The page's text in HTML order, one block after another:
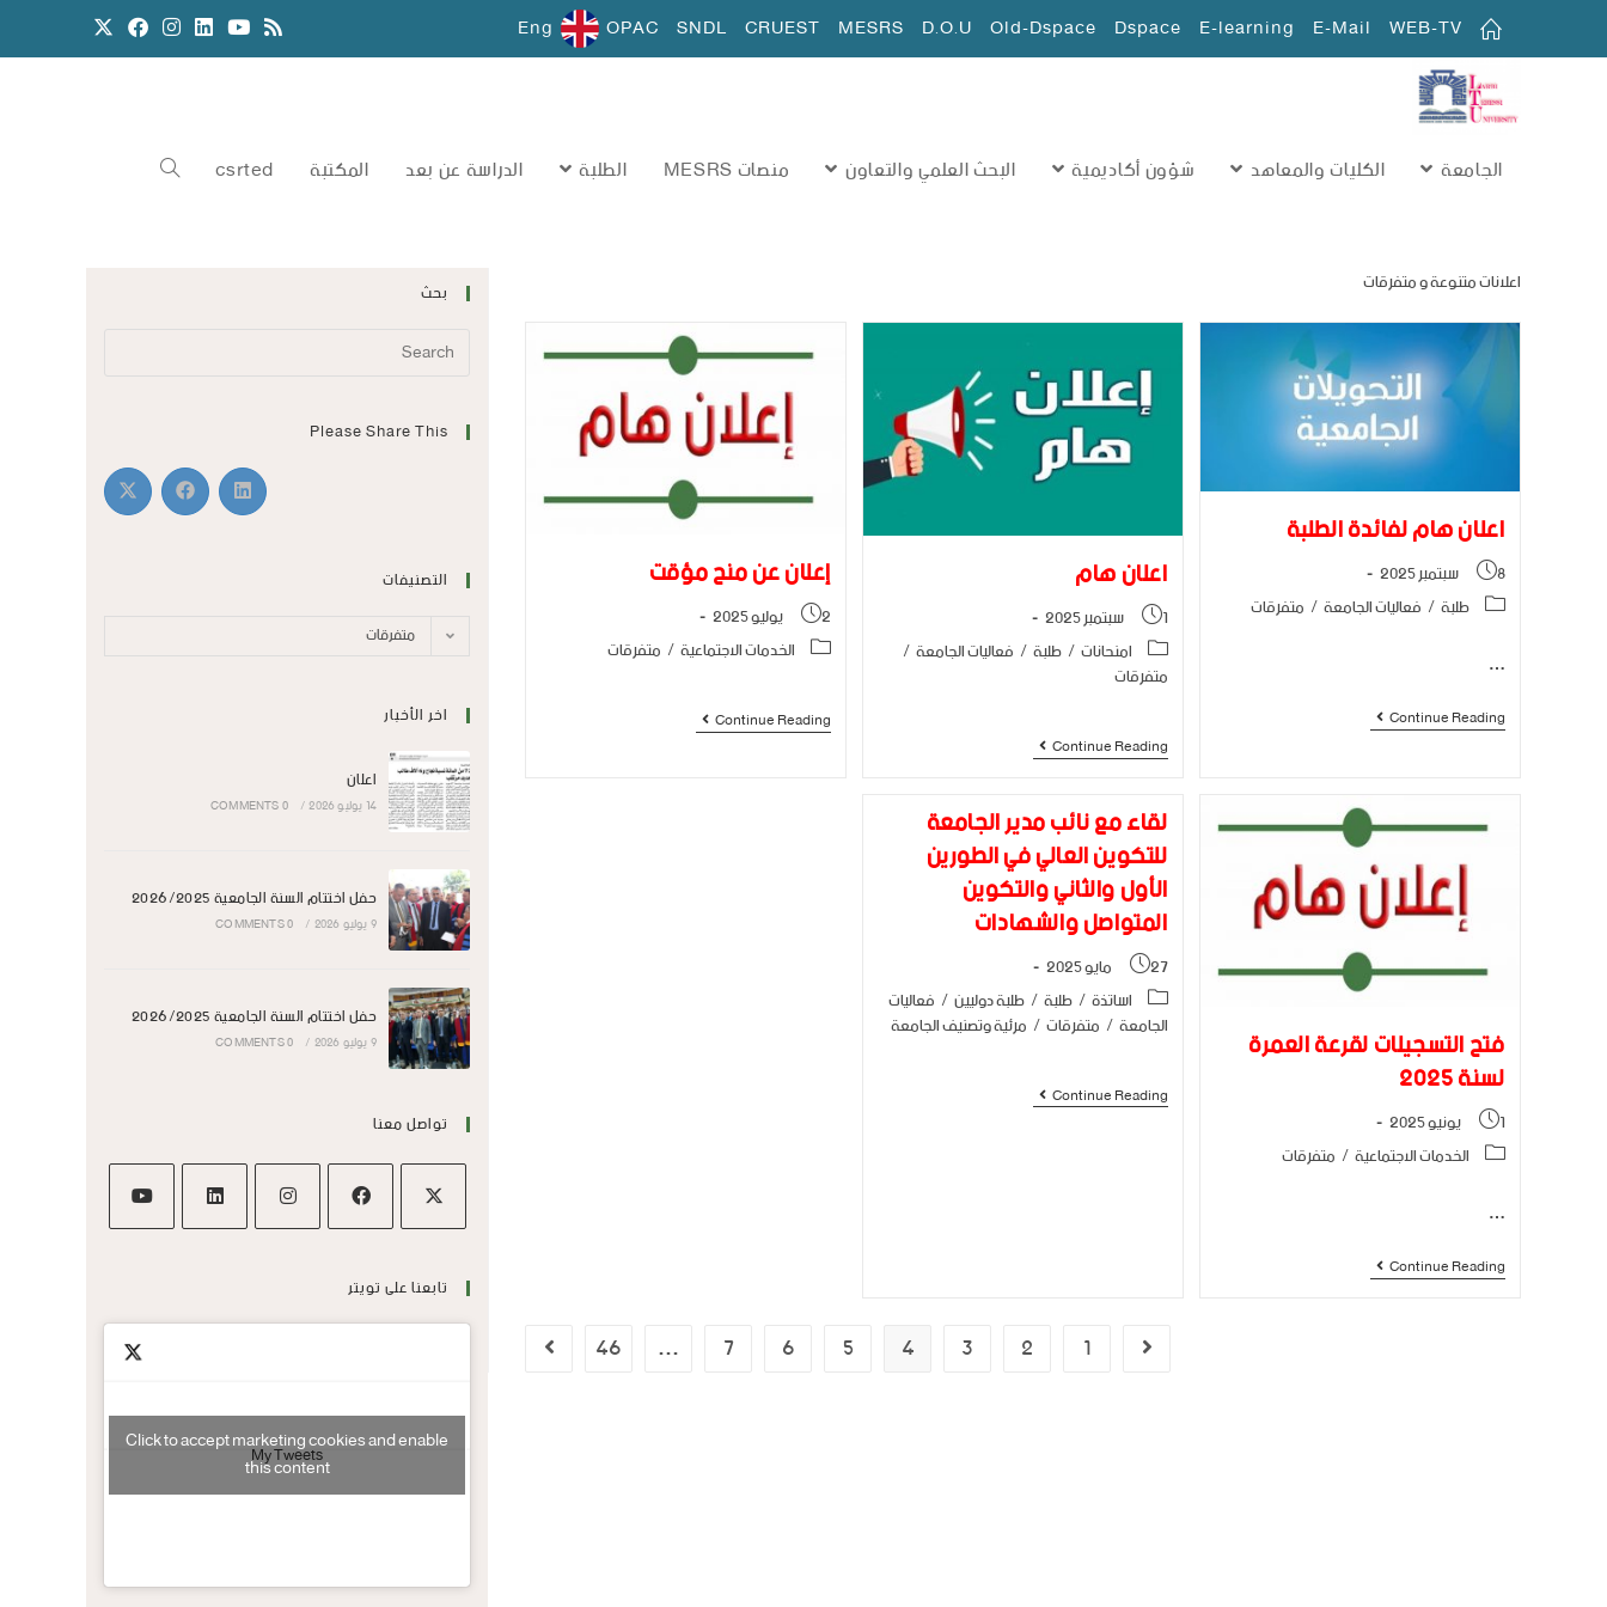
WEB-TV
E-Mail
E-learning
Dspace
Old-Dspace
D.O.U
MESRS
CRUEST
SNDL
OPAC
Eng
الجامعة الكليات والمعاهد شؤون أكاديمية البحث العلمي والتعاون منصات MESRS الطلبة الدراسة عن بعد المكتبة csrted
بحث
Please Share This
التصنيفات
متفرقات
اخر الأخبار
اعلان
14 يوليو 2026 /
0 COMMENTS
حفل اختتام السنة الجامعية 2026/2025
9 يوليو 2026 /
0 COMMENTS
حفل اختتام السنة الجامعية 2026/2025
9 يوليو 2026 /
0 COMMENTS
تواصل معنا
تابعنا على تويتر
My Tweets
Click to accept marketing cookies and enable
this content
اعلانات متنوعة و متفرقات
اعلان هام لفائدة الطلبة
8 سبتمبر 2025
طلبة/ فعاليات الجامعة/ متفرقات
…
Continue Reading
اعلان هام
1 سبتمبر 2025
امنحانات/طلبة/ فعاليات الجامعة/
متفرقات
Continue Reading
إعلان عن منح مؤقت
2 يوليو 2025
الخدمات الاجتماعية/ متفرقات
Continue Reading
فتح التسجيلات لقرعة العمرة
لسنة 2025
1 يونيو 2025
الخدمات الاجتماعية/ متفرقات
…
Continue Reading
لقاء مع نائب مدير الجامعة
للتكوين العالي في الطورين
الأول والثاني والتكوين
المتواصل والشهادات
27 مايو 2025
اساتذة/طلبة/طلبة دوليين/ فعاليات
الجامعة/ متفرقات/ مرئية وتصنيف الجامعة
Continue Reading
1
2
3
4
5
6
7
…
46